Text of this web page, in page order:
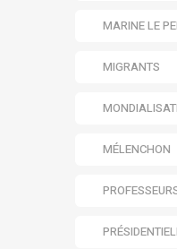
MARINE LE
MIGRANTS
MÉLENCHON